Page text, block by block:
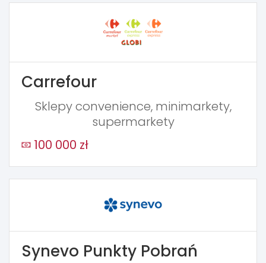
Carrefour
Sklepy convenience, minimarkety,
supermarkety
100 000 zł
Synevo Punkty Pobrań